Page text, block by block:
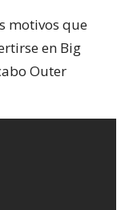
motivos que
en Big
Outer